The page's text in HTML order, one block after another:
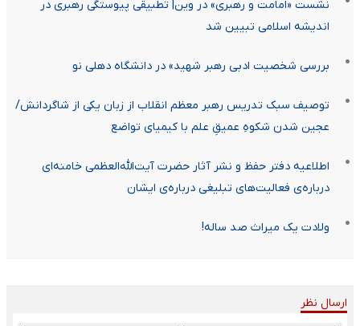
نشست «امامت و رهبری» در وین| تطبیقی پیوستگی رهبری در
اندیشه اسلامی تبیین شد
بررسی شخصیت ادبی رهبر شهید» در دانشگاه دهلی نو
توصیف سبک تدریس رهبر معظم انقلاب از زبان یکی از شاگردانش/
عجین شدن شکوهِ عمیقِ علم با کیمیای تواضع
اطلاعیه دفتر حفظ و نشر آثار حضرت آیت‌الله‌العظمی خامنه‌ای
درباره‌ی فعالیت‌های تبلیغی درباره‌ی ایشان
ولادت یک میراث صد ساله!
ارسال نظر